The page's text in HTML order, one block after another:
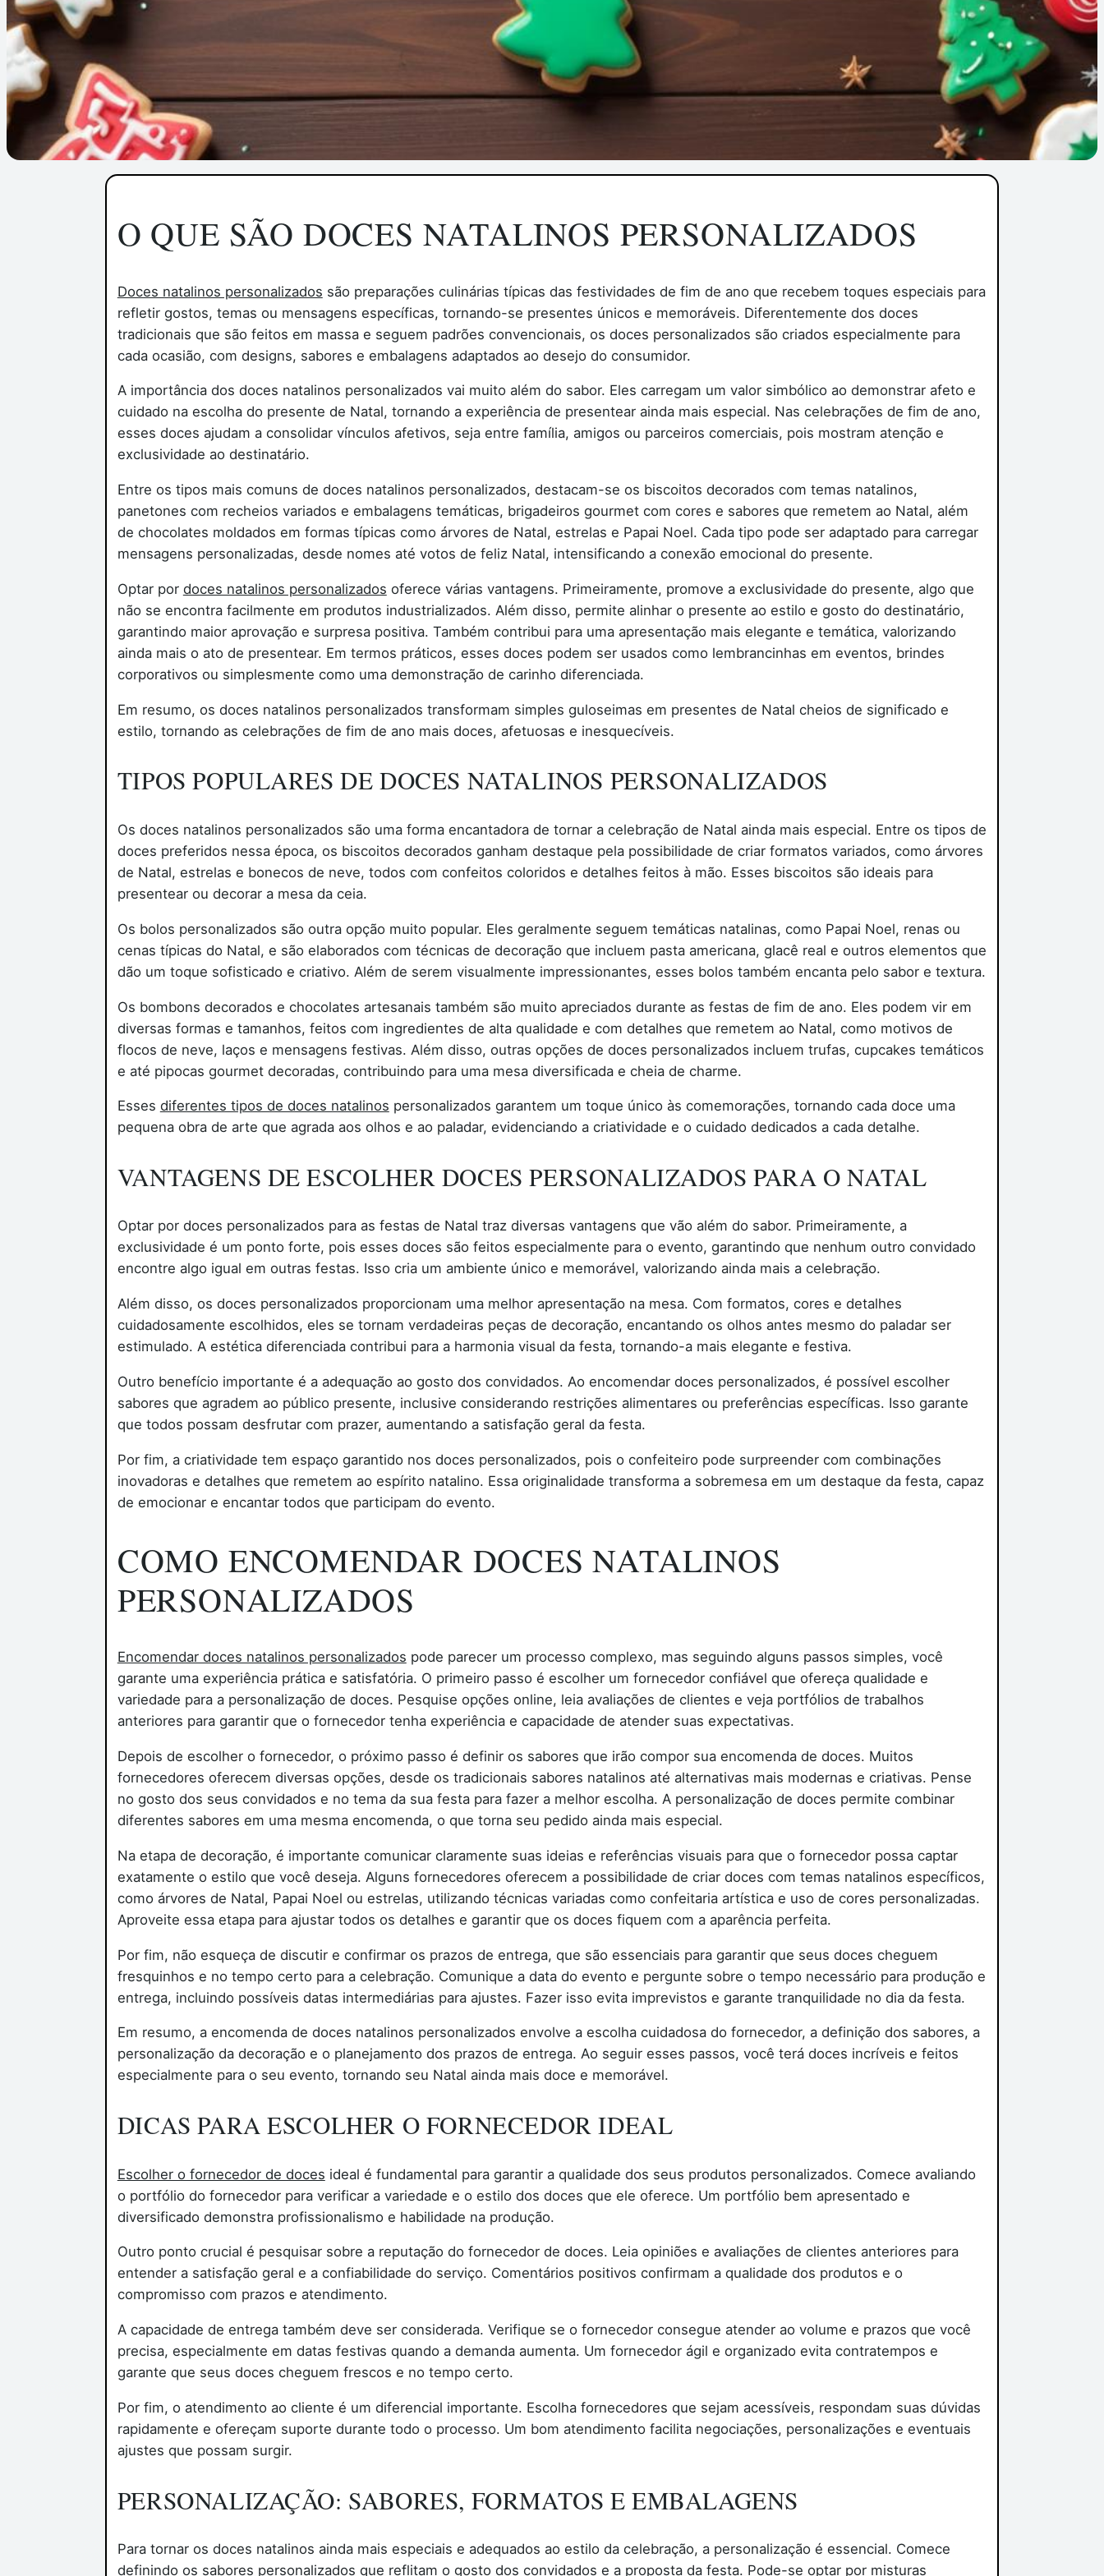
O QUE SÃO DOCES NATALINOS PERSONALIZADOS
Doces natalinos personalizados são preparações culinárias típicas das festividades de fim de ano que recebem toques especiais para
refletir gostos, temas ou mensagens específicas, tornando-se presentes únicos e memoráveis. Diferentemente dos doces
tradicionais que são feitos em massa e seguem padrões convencionais, os doces personalizados são criados especialmente para
cada ocasião, com designs, sabores e embalagens adaptados ao desejo do consumidor.
A importância dos doces natalinos personalizados vai muito além do sabor. Eles carregam um valor simbólico ao demonstrar afeto e
cuidado na escolha do presente de Natal, tornando a experiência de presentear ainda mais especial. Nas celebrações de fim de ano,
esses doces ajudam a consolidar vínculos afetivos, seja entre família, amigos ou parceiros comerciais, pois mostram atenção e
exclusividade ao destinatário.
Entre os tipos mais comuns de doces natalinos personalizados, destacam-se os biscoitos decorados com temas natalinos,
panetones com recheios variados e embalagens temáticas, brigadeiros gourmet com cores e sabores que remetem ao Natal, além
de chocolates moldados em formas típicas como árvores de Natal, estrelas e Papai Noel. Cada tipo pode ser adaptado para carregar
mensagens personalizadas, desde nomes até votos de feliz Natal, intensificando a conexão emocional do presente.
Optar por doces natalinos personalizados oferece várias vantagens. Primeiramente, promove a exclusividade do presente, algo que
não se encontra facilmente em produtos industrializados. Além disso, permite alinhar o presente ao estilo e gosto do destinatário,
garantindo maior aprovação e surpresa positiva. Também contribui para uma apresentação mais elegante e temática, valorizando
ainda mais o ato de presentear. Em termos práticos, esses doces podem ser usados como lembrancinhas em eventos, brindes
corporativos ou simplesmente como uma demonstração de carinho diferenciada.
Em resumo, os doces natalinos personalizados transformam simples guloseimas em presentes de Natal cheios de significado e
estilo, tornando as celebrações de fim de ano mais doces, afetuosas e inesquecíveis.
TIPOS POPULARES DE DOCES NATALINOS PERSONALIZADOS
Os doces natalinos personalizados são uma forma encantadora de tornar a celebração de Natal ainda mais especial. Entre os tipos de
doces preferidos nessa época, os biscoitos decorados ganham destaque pela possibilidade de criar formatos variados, como árvores
de Natal, estrelas e bonecos de neve, todos com confeitos coloridos e detalhes feitos à mão. Esses biscoitos são ideais para
presentear ou decorar a mesa da ceia.
Os bolos personalizados são outra opção muito popular. Eles geralmente seguem temáticas natalinas, como Papai Noel, renas ou
cenas típicas do Natal, e são elaborados com técnicas de decoração que incluem pasta americana, glacê real e outros elementos que
dão um toque sofisticado e criativo. Além de serem visualmente impressionantes, esses bolos também encanta pelo sabor e textura.
Os bombons decorados e chocolates artesanais também são muito apreciados durante as festas de fim de ano. Eles podem vir em
diversas formas e tamanhos, feitos com ingredientes de alta qualidade e com detalhes que remetem ao Natal, como motivos de
flocos de neve, laços e mensagens festivas. Além disso, outras opções de doces personalizados incluem trufas, cupcakes temáticos
e até pipocas gourmet decoradas, contribuindo para uma mesa diversificada e cheia de charme.
Esses diferentes tipos de doces natalinos personalizados garantem um toque único às comemorações, tornando cada doce uma
pequena obra de arte que agrada aos olhos e ao paladar, evidenciando a criatividade e o cuidado dedicados a cada detalhe.
VANTAGENS DE ESCOLHER DOCES PERSONALIZADOS PARA O NATAL
Optar por doces personalizados para as festas de Natal traz diversas vantagens que vão além do sabor. Primeiramente, a
exclusividade é um ponto forte, pois esses doces são feitos especialmente para o evento, garantindo que nenhum outro convidado
encontre algo igual em outras festas. Isso cria um ambiente único e memorável, valorizando ainda mais a celebração.
Além disso, os doces personalizados proporcionam uma melhor apresentação na mesa. Com formatos, cores e detalhes
cuidadosamente escolhidos, eles se tornam verdadeiras peças de decoração, encantando os olhos antes mesmo do paladar ser
estimulado. A estética diferenciada contribui para a harmonia visual da festa, tornando-a mais elegante e festiva.
Outro benefício importante é a adequação ao gosto dos convidados. Ao encomendar doces personalizados, é possível escolher
sabores que agradem ao público presente, inclusive considerando restrições alimentares ou preferências específicas. Isso garante
que todos possam desfrutar com prazer, aumentando a satisfação geral da festa.
Por fim, a criatividade tem espaço garantido nos doces personalizados, pois o confeiteiro pode surpreender com combinações
inovadoras e detalhes que remetem ao espírito natalino. Essa originalidade transforma a sobremesa em um destaque da festa, capaz
de emocionar e encantar todos que participam do evento.
COMO ENCOMENDAR DOCES NATALINOS
PERSONALIZADOS
Encomendar doces natalinos personalizados pode parecer um processo complexo, mas seguindo alguns passos simples, você
garante uma experiência prática e satisfatória. O primeiro passo é escolher um fornecedor confiável que ofereça qualidade e
variedade para a personalização de doces. Pesquise opções online, leia avaliações de clientes e veja portfólios de trabalhos
anteriores para garantir que o fornecedor tenha experiência e capacidade de atender suas expectativas.
Depois de escolher o fornecedor, o próximo passo é definir os sabores que irão compor sua encomenda de doces. Muitos
fornecedores oferecem diversas opções, desde os tradicionais sabores natalinos até alternativas mais modernas e criativas. Pense
no gosto dos seus convidados e no tema da sua festa para fazer a melhor escolha. A personalização de doces permite combinar
diferentes sabores em uma mesma encomenda, o que torna seu pedido ainda mais especial.
Na etapa de decoração, é importante comunicar claramente suas ideias e referências visuais para que o fornecedor possa captar
exatamente o estilo que você deseja. Alguns fornecedores oferecem a possibilidade de criar doces com temas natalinos específicos,
como árvores de Natal, Papai Noel ou estrelas, utilizando técnicas variadas como confeitaria artística e uso de cores personalizadas.
Aproveite essa etapa para ajustar todos os detalhes e garantir que os doces fiquem com a aparência perfeita.
Por fim, não esqueça de discutir e confirmar os prazos de entrega, que são essenciais para garantir que seus doces cheguem
fresquinhos e no tempo certo para a celebração. Comunique a data do evento e pergunte sobre o tempo necessário para produção e
entrega, incluindo possíveis datas intermediárias para ajustes. Fazer isso evita imprevistos e garante tranquilidade no dia da festa.
Em resumo, a encomenda de doces natalinos personalizados envolve a escolha cuidadosa do fornecedor, a definição dos sabores, a
personalização da decoração e o planejamento dos prazos de entrega. Ao seguir esses passos, você terá doces incríveis e feitos
especialmente para o seu evento, tornando seu Natal ainda mais doce e memorável.
DICAS PARA ESCOLHER O FORNECEDOR IDEAL
Escolher o fornecedor de doces ideal é fundamental para garantir a qualidade dos seus produtos personalizados. Comece avaliando
o portfólio do fornecedor para verificar a variedade e o estilo dos doces que ele oferece. Um portfólio bem apresentado e
diversificado demonstra profissionalismo e habilidade na produção.
Outro ponto crucial é pesquisar sobre a reputação do fornecedor de doces. Leia opiniões e avaliações de clientes anteriores para
entender a satisfação geral e a confiabilidade do serviço. Comentários positivos confirmam a qualidade dos produtos e o
compromisso com prazos e atendimento.
A capacidade de entrega também deve ser considerada. Verifique se o fornecedor consegue atender ao volume e prazos que você
precisa, especialmente em datas festivas quando a demanda aumenta. Um fornecedor ágil e organizado evita contratempos e
garante que seus doces cheguem frescos e no tempo certo.
Por fim, o atendimento ao cliente é um diferencial importante. Escolha fornecedores que sejam acessíveis, respondam suas dúvidas
rapidamente e ofereçam suporte durante todo o processo. Um bom atendimento facilita negociações, personalizações e eventuais
ajustes que possam surgir.
PERSONALIZAÇÃO: SABORES, FORMATOS E EMBALAGENS
Para tornar os doces natalinos ainda mais especiais e adequados ao estilo da celebração, a personalização é essencial. Comece
definindo os sabores personalizados que reflitam o gosto dos convidados e a proposta da festa. Pode-se optar por misturas